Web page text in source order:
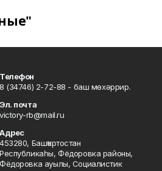
Телефон
8 (34746) 2-72-88 - баш мөхәррир.
Эл. почта
victory-rb@mail.ru
Адрес
453280, Башҡортостан
Республикаһы, Фёдоровка районы,
Фёдоровка ауылы, Социалистик